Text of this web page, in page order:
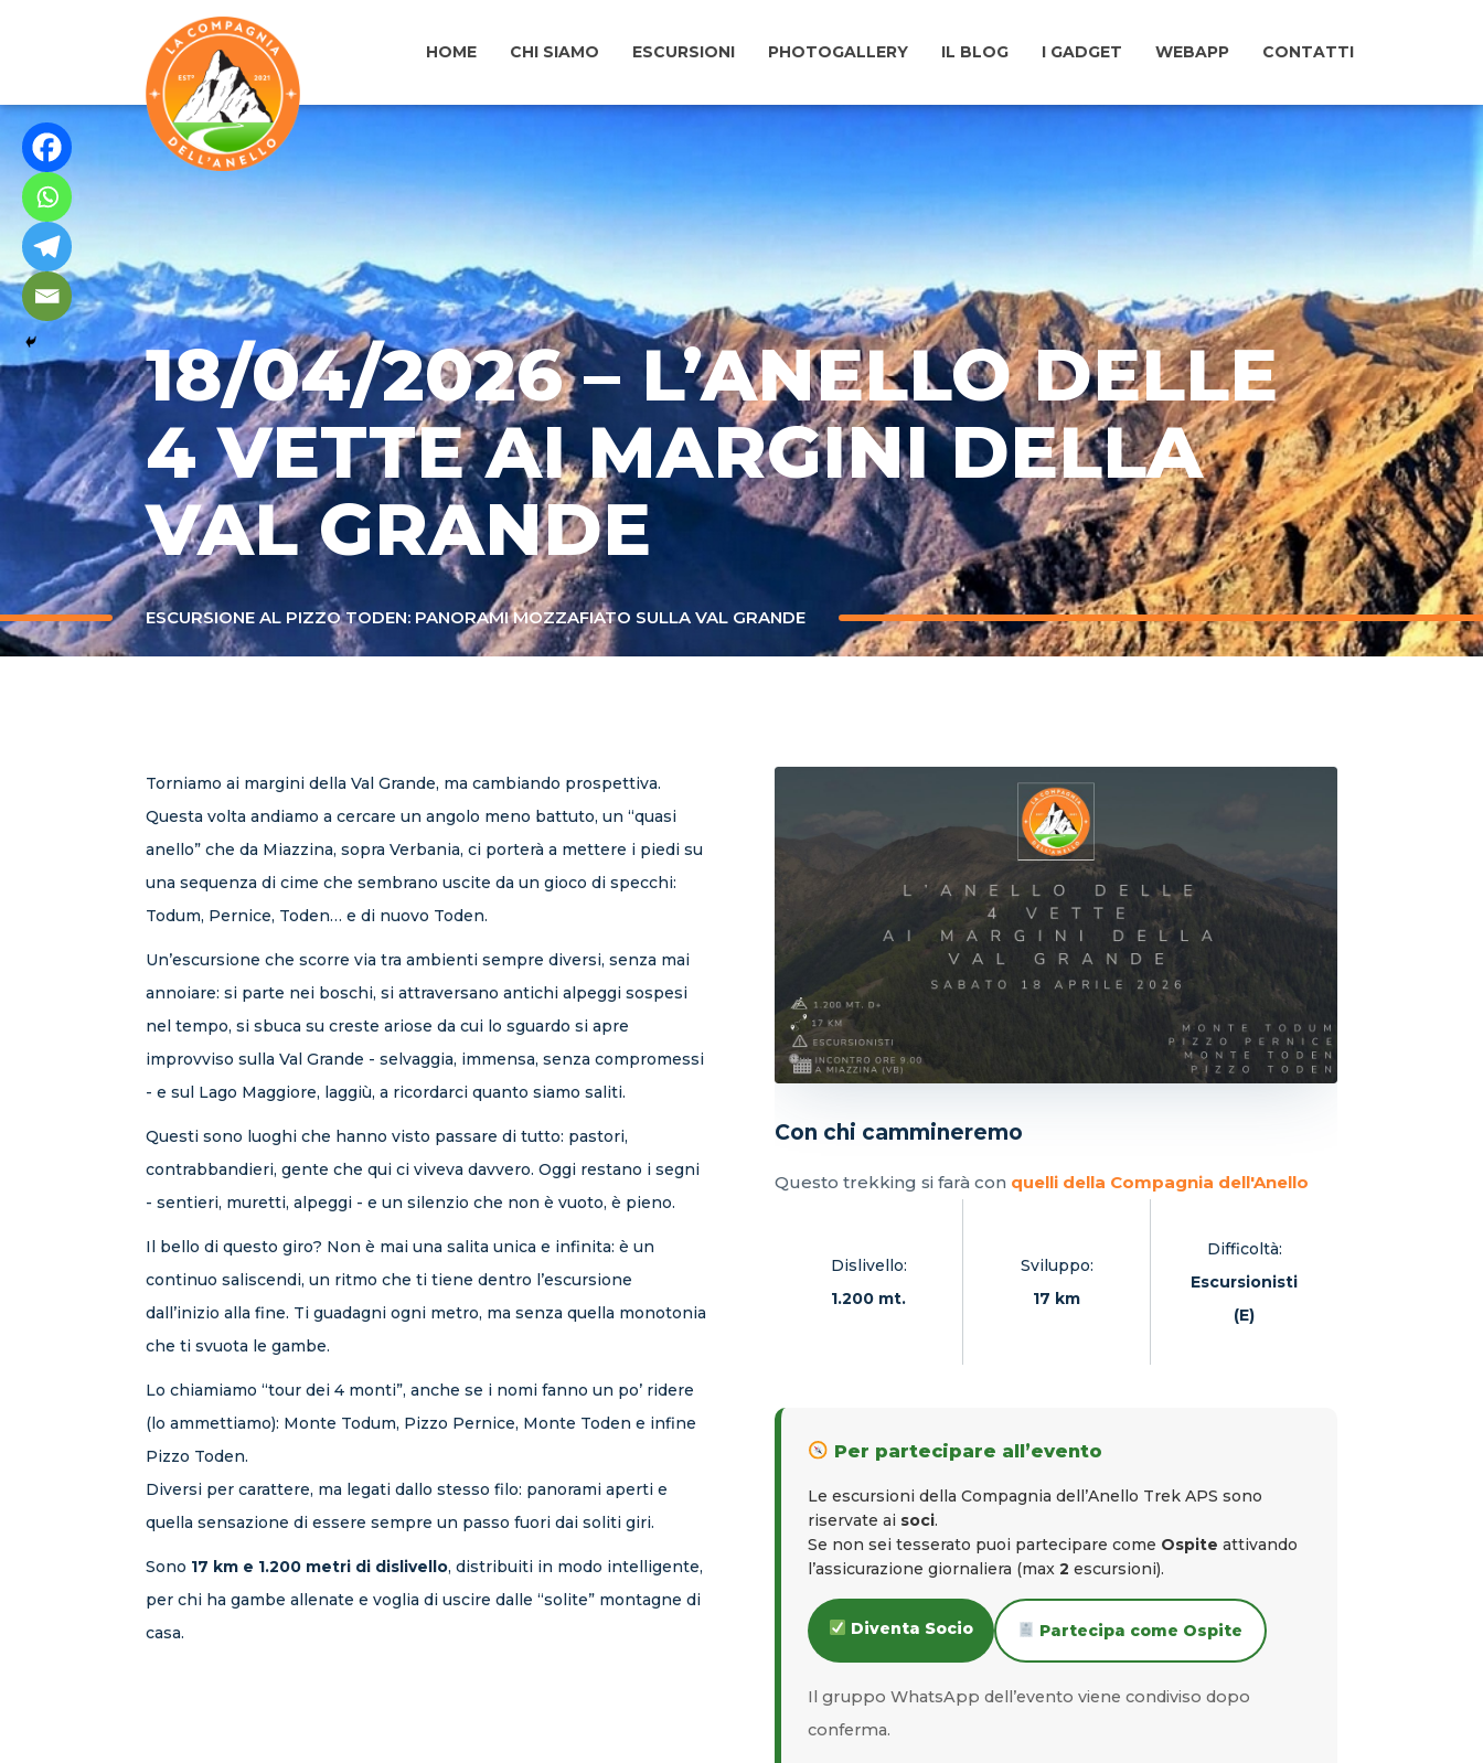
HOME CHI SIAMO ESCURSIONI PHOTOGALLERY IL BLOG I GADGET WEBAPP CONTATTI
18/04/2026 – L’ANELLO DELLE
4 VETTE AI MARGINI DELLA
VAL GRANDE
ESCURSIONE AL PIZZO TODEN: PANORAMI MOZZAFIATO SULLA VAL GRANDE
Torniamo ai margini della Val Grande, ma cambiando prospettiva.
Questa volta andiamo a cercare un angolo meno battuto, un “quasi
anello” che da Miazzina, sopra Verbania, ci porterà a mettere i piedi su
una sequenza di cime che sembrano uscite da un gioco di specchi:
Todum, Pernice, Toden… e di nuovo Toden.
Un’escursione che scorre via tra ambienti sempre diversi, senza mai
annoiare: si parte nei boschi, si attraversano antichi alpeggi sospesi
nel tempo, si sbuca su creste ariose da cui lo sguardo si apre
improvviso sulla Val Grande - selvaggia, immensa, senza compromessi
- e sul Lago Maggiore, laggiù, a ricordarci quanto siamo saliti.
Questi sono luoghi che hanno visto passare di tutto: pastori,
contrabbandieri, gente che qui ci viveva davvero. Oggi restano i segni
- sentieri, muretti, alpeggi - e un silenzio che non è vuoto, è pieno.
Il bello di questo giro? Non è mai una salita unica e infinita: è un
continuo saliscendi, un ritmo che ti tiene dentro l’escursione
dall’inizio alla fine. Ti guadagni ogni metro, ma senza quella monotonia
che ti svuota le gambe.
Lo chiamiamo “tour dei 4 monti”, anche se i nomi fanno un po’ ridere
(lo ammettiamo): Monte Todum, Pizzo Pernice, Monte Toden e infine
Pizzo Toden.
Diversi per carattere, ma legati dallo stesso filo: panorami aperti e
quella sensazione di essere sempre un passo fuori dai soliti giri.
Sono 17 km e 1.200 metri di dislivello, distribuiti in modo intelligente,
per chi ha gambe allenate e voglia di uscire dalle “solite” montagne di
casa.
Con chi cammineremo
Questo trekking si farà con quelli della Compagnia dell'Anello
Dislivello:
1.200 mt.
Sviluppo:
17 km
Difficoltà:
Escursionisti
(E)
Per partecipare all’evento
Le escursioni della Compagnia dell’Anello Trek APS sono
riservate ai soci.
Se non sei tesserato puoi partecipare come Ospite attivando
l’assicurazione giornaliera (max 2 escursioni).
Diventa Socio Partecipa come Ospite
Il gruppo WhatsApp dell’evento viene condiviso dopo
conferma.